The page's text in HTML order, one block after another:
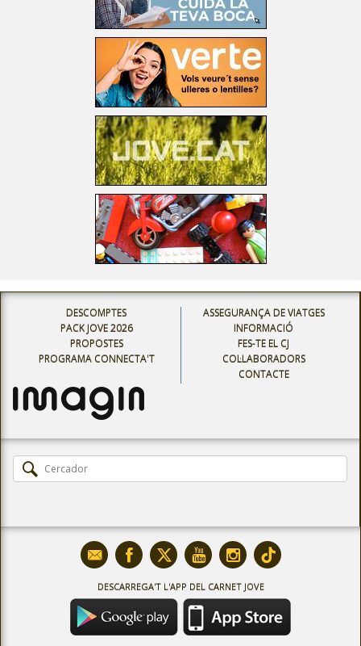
DESCOMPTES
PACK JOVE 2026
PROPOSTES
PROGRAMA CONNECTA'T
ASSEGURANÇA DE VIATGES
INFORMACIÓ
FES-TE EL CJ
COL·LABORADORS
CONTACTE
DESCARREGA'T L'APP DEL CARNET JOVE